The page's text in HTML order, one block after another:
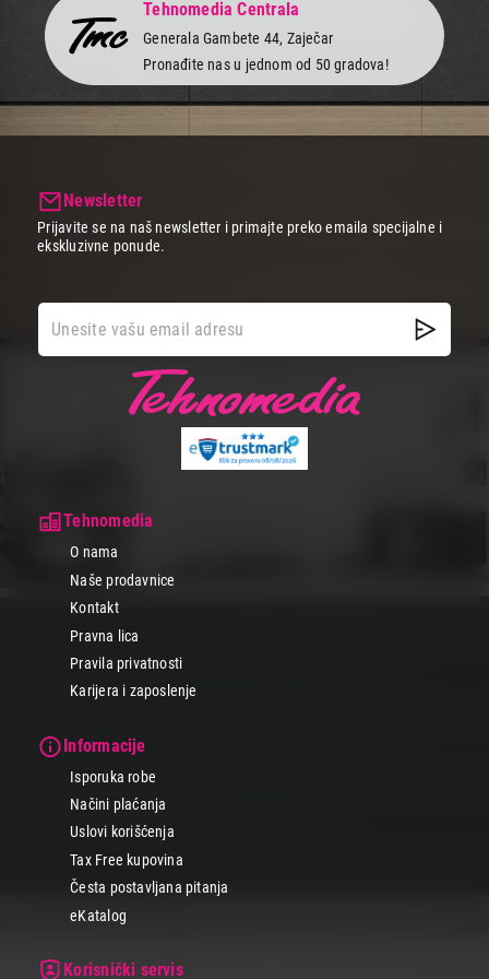
Tehnomedia Centrala
Generala Gambete 44, Zaječar
Pronađite nas u jednom od 50 gradova!
Tehnomedia
O nama
Naše prodavnice
Kontakt
Pravna lica
Pravila privatnosti
Karijera i zaposlenje
Informacije
Isporuka robe
Načini plaćanja
Uslovi korišćenja
Tax Free kupovina
Česta postavljana pitanja
eKatalog
Korisnički servis
Newsletter
Prijavite se na naš newsletter i primajte preko emaila specijalne i
ekskluzivne ponude.